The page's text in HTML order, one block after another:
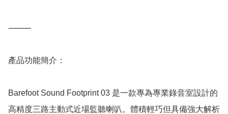
⸻
產品功能簡介：
Barefoot Sound Footprint 03 是一款專為專業錄音室設計的
高精度三路主動式近場監聽喇叭。體積輕巧但具備強大解析